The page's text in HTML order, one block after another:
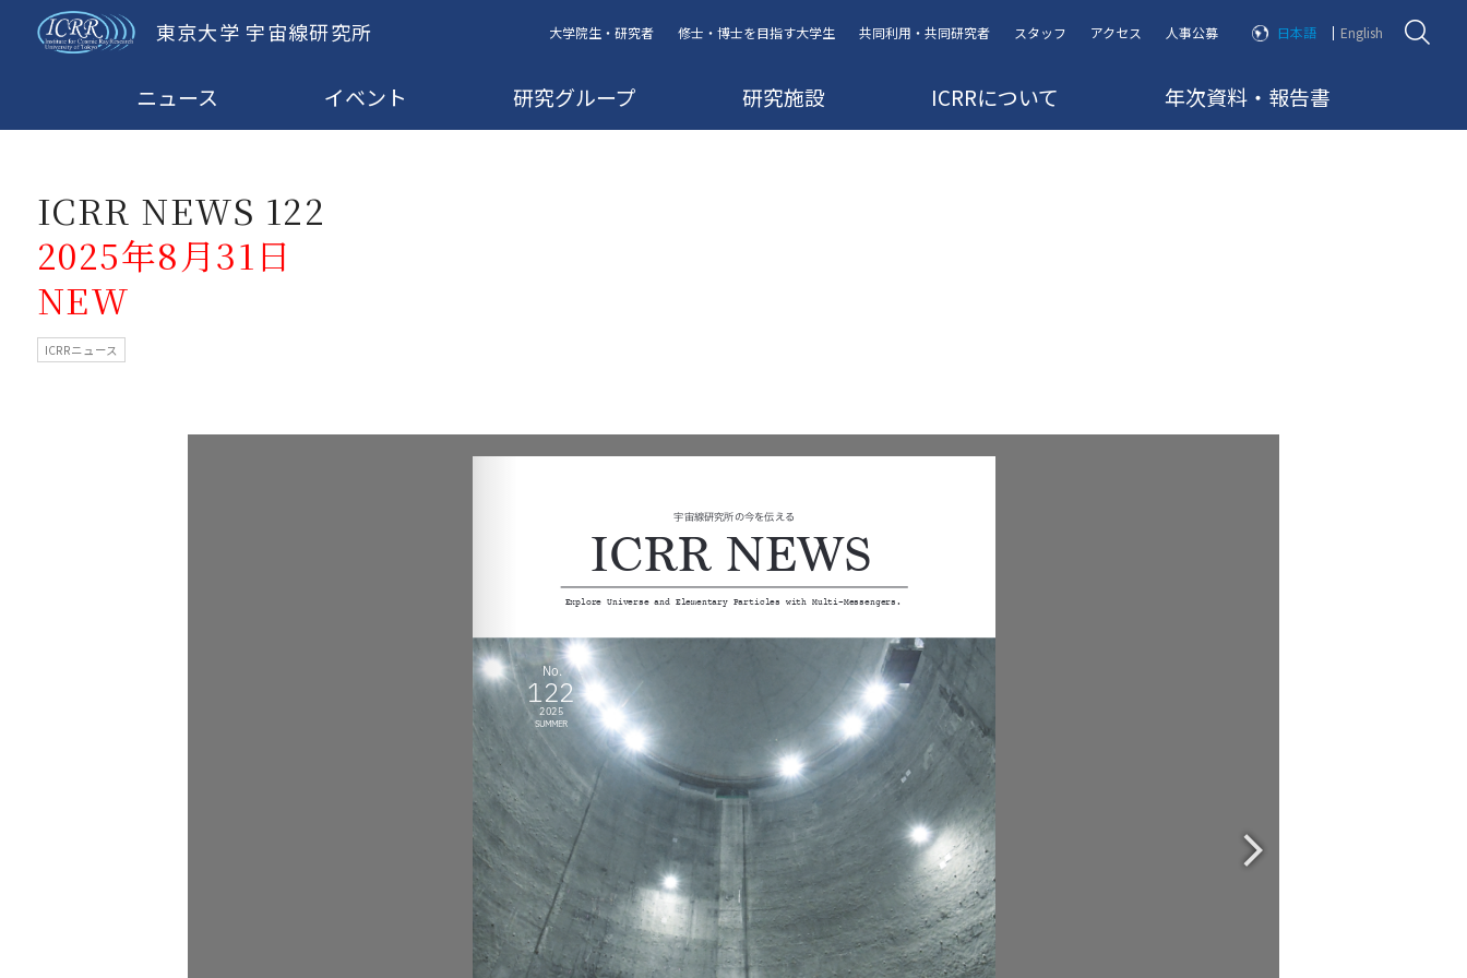
東京大学 宇宙線研究所 大学院生・研究者 修士・博士を目指す大学生 共同利用・共同研究者 スタッフ アクセス 人事公募 日本語 English
ニュース イベント 研究グループ 研究施設 ICRRについて 年次資料・報告書
ICRR NEWS 122
2025年8月31日
NEW
ICRRニュース